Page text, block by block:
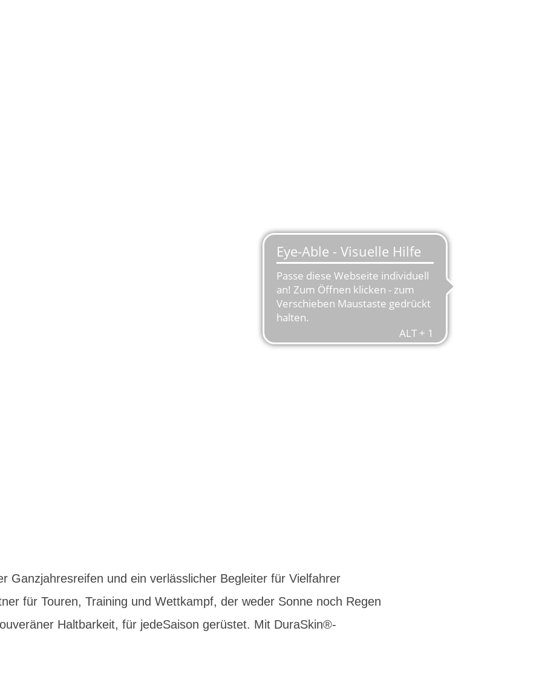
Ganzjahresreifen und ein verlässlicher Begleiter für Vielfahrer
für Touren, Training und Wettkampf, der weder Sonne noch Regen
Haltbarkeit, für jedeSaison gerüstet. Mit DuraSkin®-